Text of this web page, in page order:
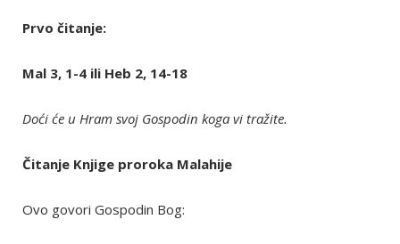
Prvo čitanje:
Mal 3, 1-4 ili Heb 2, 14-18
Doći će u Hram svoj Gospodin koga vi tražite.
Čitanje Knjige proroka Malahije
Ovo govori Gospodin Bog: